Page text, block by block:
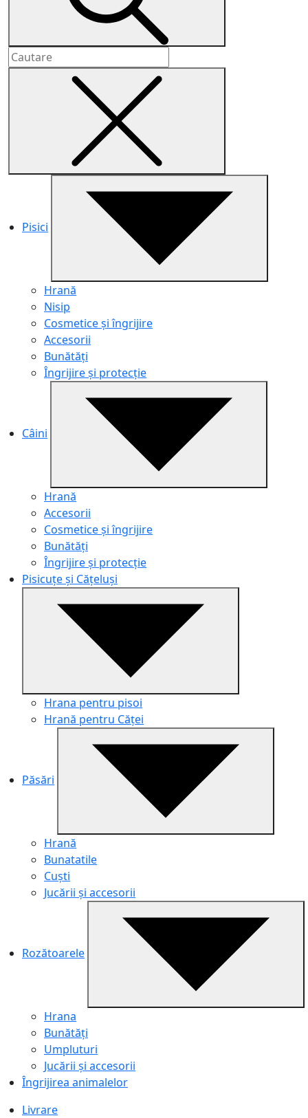
Pisici
Hrană
Nisip
Cosmetice și îngrijire
Accesorii
Bunătăți
Îngrijire și protecție
Câini
Hrană
Accesorii
Cosmetice și îngrijire
Bunătăți
Îngrijire și protecție
Pisicuțe și Cățeluși
Hrana pentru pisoi
Hrană pentru Căței
Păsări
Hrană
Bunatatile
Cuști
Jucării și accesorii
Rozătoarele
Hrana
Bunătăți
Umpluturi
Jucării și accesorii
Îngrijirea animalelor
Livrare